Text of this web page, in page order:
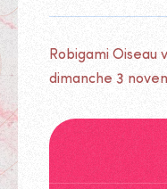
Robigami Oiseau
dimanche 3